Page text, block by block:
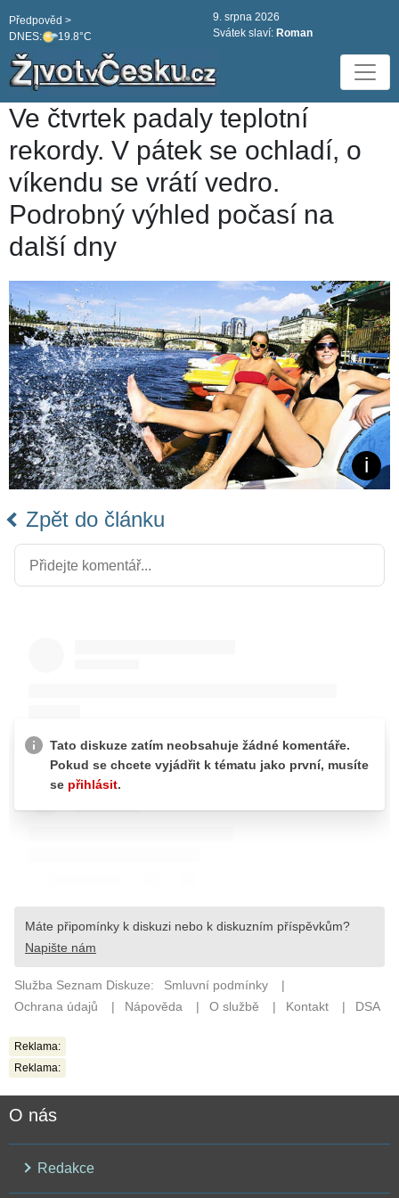
DNES: 19.8°C
Předpověd >
9. srpna 2026
Svátek slaví: Roman
Ve čtvrtek padaly teplotní
rekordy. V pátek se ochladí, o
víkendu se vrátí vedro.
Podrobný výhled počasí na
další dny
Zpět do článku
Reklama:
Reklama:
O nás
Redakce